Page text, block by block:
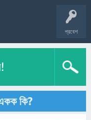
প্রবেশ
কি?